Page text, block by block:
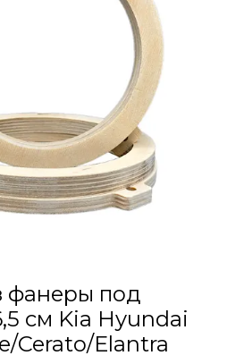
фанеры под
см Kia Hyundai
Cerato/Elantra